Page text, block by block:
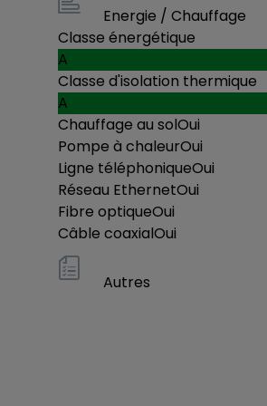
Energie / Chauffage
Classe énergétique
A
Classe d'isolation thermique
A
Chauffage au solOui
Pompe à chaleurOui
Ligne téléphoniqueOui
Réseau EthernetOui
Fibre optiqueOui
Câble coaxialOui
Autres